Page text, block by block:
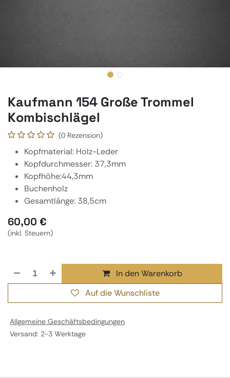
Kaufmann 154 Große Trommel
Kombischlägel
(0 Rezension)
Kopfmaterial: Holz-Leder
Kopfdurchmesser: 37,3mm
Kopfhöhe:44,3mm
Buchenholz
Gesamtlänge: 38,5cm
60,00 €
(inkl. Steuern)
In den Warenkorb
Auf die Wunschliste
Allgemeine Geschäftsbedingungen
Versand: 2-3 Werktage